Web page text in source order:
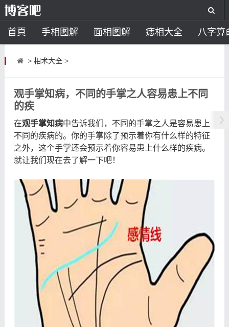
首頁 手相图解 面相图解 痣相大全 八字算
风水开运 助运饰品
> 相术大全>
观手掌知病，不同的手掌之人容易患上不同
的疾
在观手掌知病中告诉我们，不同的手掌之人是容易患上
不同的疾病的。你的手掌除了预示着你有什么样的特征
之外，这个手掌还会预示着你容易患上什么样的疾病。
就让我们现在去了解一下吧！